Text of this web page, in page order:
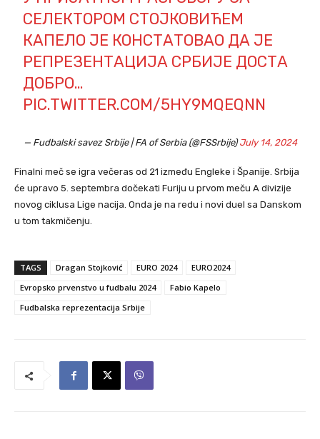
СЕЛЕКТОРОМ СТОЈКОВИЋЕМ
КАПЕЛО ЈЕ КОНСТАТОВАО ДА ЈЕ
РЕПРЕЗЕНТАЦИЈА СРБИЈЕ ДОСТА
ДОБРО…
PIC.TWITTER.COM/5HY9MQEQNN
— Fudbalski savez Srbije | FA of Serbia (@FSSrbije)July 14, 2024
Finalni meč se igra večeras od 21 između Engleke i Španije. Srbija
će upravo 5. septembra dočekati Furiju u prvom meču A divizije
novog ciklusa Lige nacija. Onda je na redu i novi duel sa Danskom
u tom takmičenju.
TAGS Dragan Stojković EURO 2024
EURO2024
Evropsko prvenstvo u fudbalu 2024
Fabio Kapelo
Fudbalska reprezentacija Srbije